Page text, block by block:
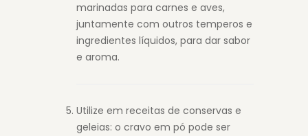
marinadas para carnes e aves,
juntamente com outros temperos e
ingredientes líquidos, para dar sabor
e aroma.
Utilize em receitas de conservas e
geleias: o cravo em pó pode ser